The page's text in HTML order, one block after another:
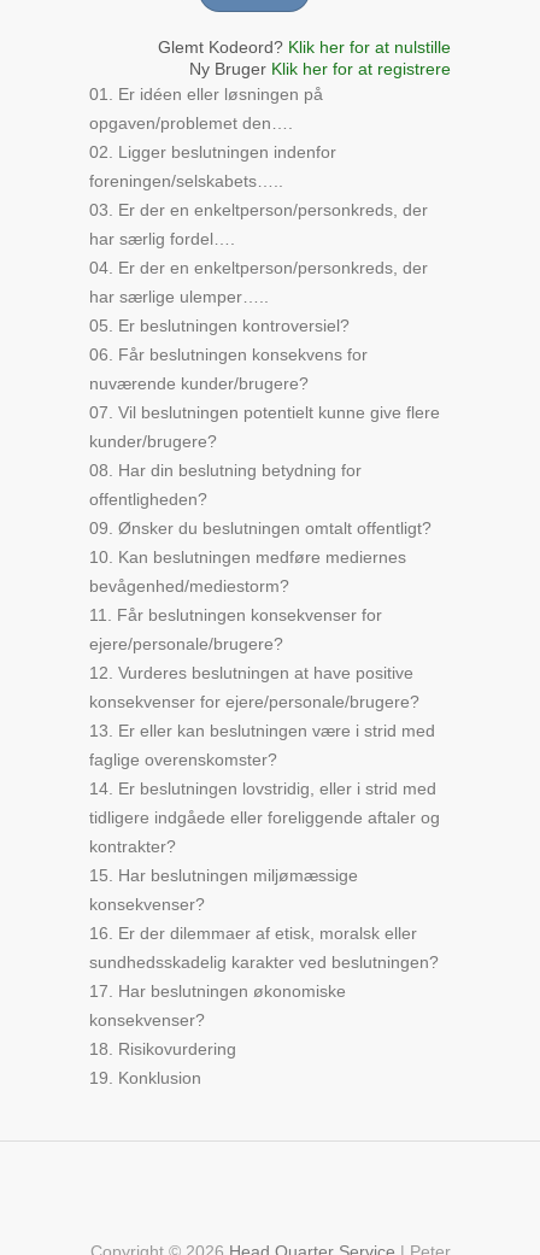
Glemt Kodeord? Klik her for at nulstille
Ny Bruger Klik her for at registrere
01. Er idéen eller løsningen på
opgaven/problemet den….
02. Ligger beslutningen indenfor
foreningen/selskabets…..
03. Er der en enkeltperson/personkreds, der
har særlig fordel….
04. Er der en enkeltperson/personkreds, der
har særlige ulemper…..
05. Er beslutningen kontroversiel?
06. Får beslutningen konsekvens for
nuværende kunder/brugere?
07. Vil beslutningen potentielt kunne give flere
kunder/brugere?
08. Har din beslutning betydning for
offentligheden?
09. Ønsker du beslutningen omtalt offentligt?
10. Kan beslutningen medføre mediernes
bevågenhed/mediestorm?
11. Får beslutningen konsekvenser for
ejere/personale/brugere?
12. Vurderes beslutningen at have positive
konsekvenser for ejere/personale/brugere?
13. Er eller kan beslutningen være i strid med
faglige overenskomster?
14. Er beslutningen lovstridig, eller i strid med
tidligere indgåede eller foreliggende aftaler og
kontrakter?
15. Har beslutningen miljømæssige
konsekvenser?
16. Er der dilemmaer af etisk, moralsk eller
sundhedsskadelig karakter ved beslutningen?
17. Har beslutningen økonomiske
konsekvenser?
18. Risikovurdering
19. Konklusion